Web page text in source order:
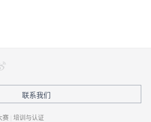
联系我们
赛 | 培训与认证